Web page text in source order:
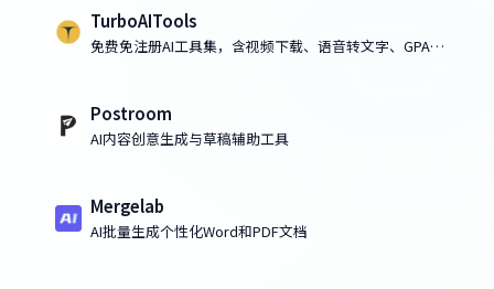
TurboAITools
免费免注册AI工具集，含视频下载、语音转文字、GPA计
Postroom
AI内容创意生成与草稿辅助工具
Mergelab
AI批量生成个性化Word和PDF文档